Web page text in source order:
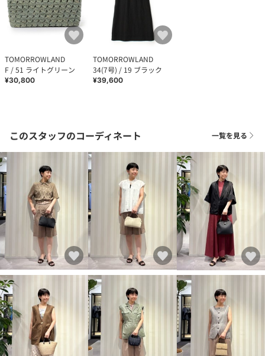
TOMORROWLAND
F / 51 ライトグリーン
¥30,800
TOMORROWLAND
34(7号) / 19 ブラック
¥39,600
このスタッフのコーディネート 一覧を見る